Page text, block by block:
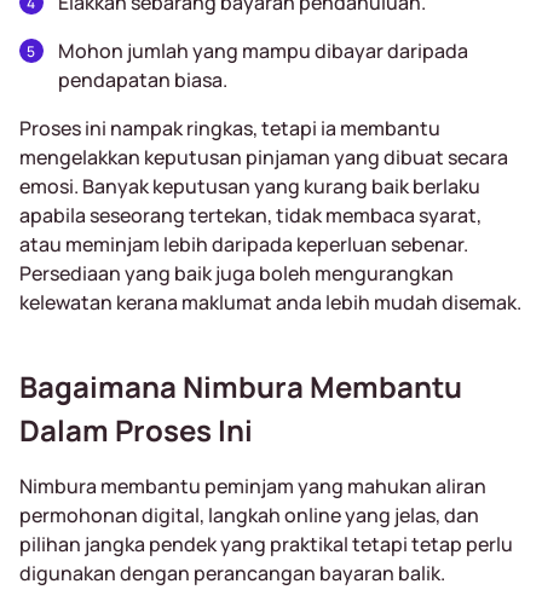
Mohon jumlah yang mampu dibayar daripada
pendapatan biasa.
Proses ini nampak ringkas, tetapi ia membantu
mengelakkan keputusan pinjaman yang dibuat secara
emosi. Banyak keputusan yang kurang baik berlaku
apabila seseorang tertekan, tidak membaca syarat,
atau meminjam lebih daripada keperluan sebenar.
Persediaan yang baik juga boleh mengurangkan
kelewatan kerana maklumat anda lebih mudah disemak.
Bagaimana Nimbura Membantu
Dalam Proses Ini
Nimbura membantu peminjam yang mahukan aliran
permohonan digital, langkah online yang jelas, dan
pilihan jangka pendek yang praktikal tetapi tetap perlu
digunakan dengan perancangan bayaran balik.